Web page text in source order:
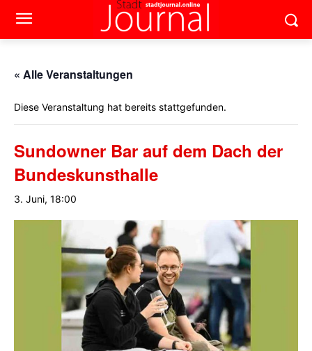
« Alle Veranstaltungen
Diese Veranstaltung hat bereits stattgefunden.
Sundowner Bar auf dem Dach der
Bundeskunsthalle
3. Juni, 18:00